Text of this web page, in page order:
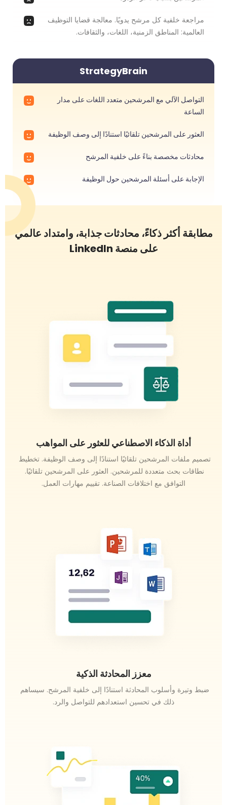
مراجعة خلفية كل مرشح يدويًا. معالجة قضايا التوظيف
العالمية: المناطق الزمنية، اللغات، والثقافات.
StrategyBrain
التواصل الآلي مع المرشحين متعدد اللغات على مدار
الساعة
العثور على المرشحين تلقائيًا استنادًا إلى وصف الوظيفة
محادثات مخصصة بناءً على خلفية المرشح
الإجابة على أسئلة المرشحين حول الوظيفة
مطابقة أكثر ذكاءً، محادثات جذابة، وامتداد عالمي
على منصة LinkedIn
أداة الذكاء الاصطناعي للعثور على المواهب
التوافق مع اختلافات الصناعة. تقييم مهارات العمل.
معزز المحادثة الذكية
ذلك في تحسين استعدادهم للتواصل والرد.